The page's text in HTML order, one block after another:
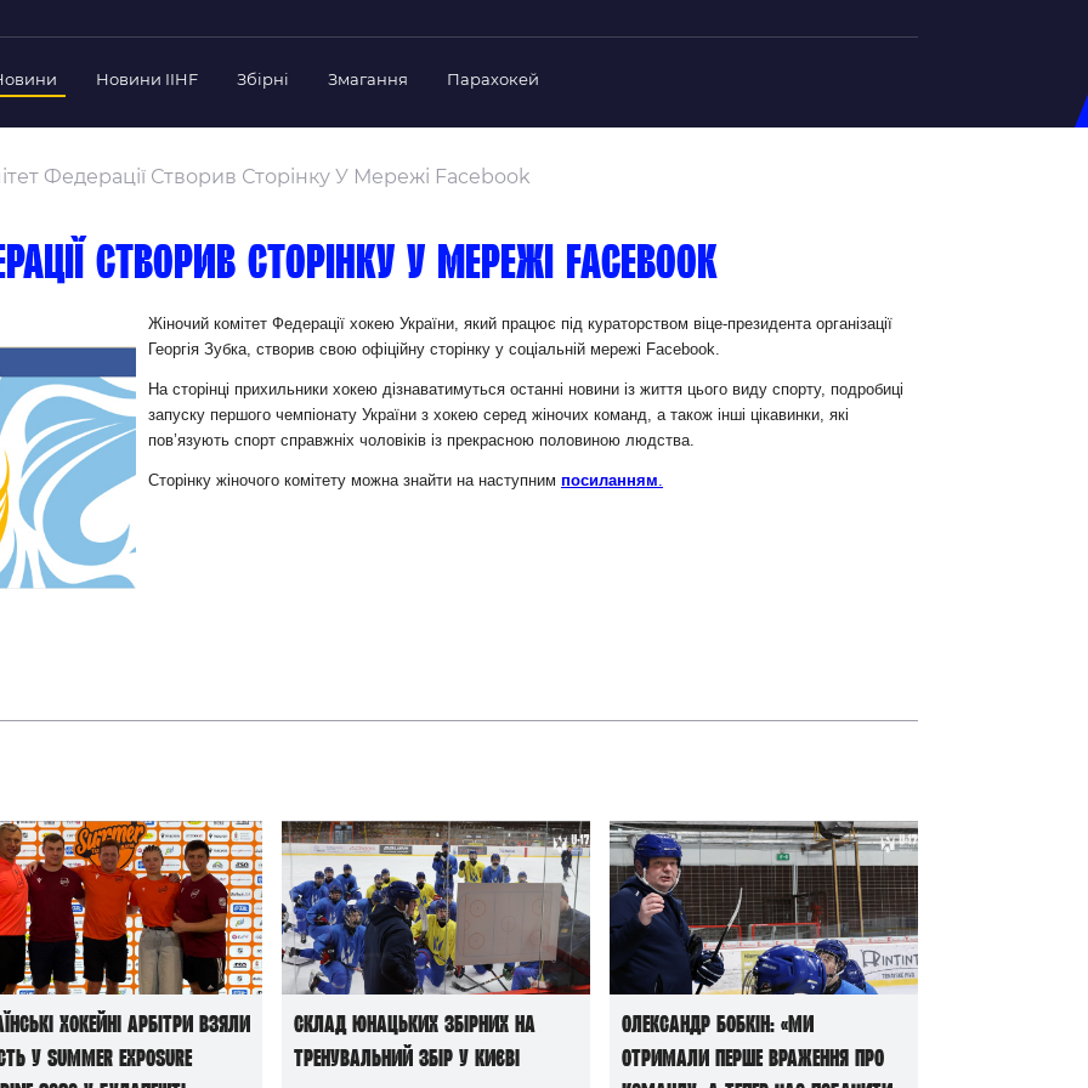
президент
Федерації
документи
Федерації
Новини IIHF Збірні
Склад Збірної
Календар Матчів
Склад Збірної
Календар Матчів
Україна U-18
Склад Збірної
Тренерський Штаб
Календар Матчів
Україна (ж)
Склад Збірної
Тренерський Штаб
Календар Матчів
Змагання Парахокей
Федерації Створив Сторінку У Мережі Facebook
створив сторінку у мережі Facebook
Жіночий комітет Федерації хокею України, який працює під кураторством віце-президента організації
Георгія Зубка, створив свою офіційну сторінку у соціальній мережі Facebook.
На сторінці прихильники хокею дізнаватимуться останні новини із життя цього виду спорту, подробиці
запуску першого чемпіонату України з хокею серед жіночих команд, а також інші цікавинки, які
пов’язують спорт справжніх чоловіків із прекрасною половиною людства.
Сторінку жіночого комітету можна знайти на наступним посиланням.
хокейні арбітри взяли
у Summer Exposure
Склад юнацьких збірних на
тренувальний збір у Києві
Олександр Бобкін: «Ми
отримали перше враження про